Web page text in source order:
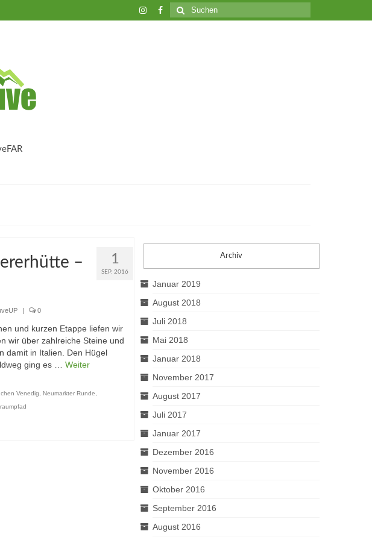
Suche
nach:
1
SEP. 2016
–
| 0
und kurzen Etappe liefen wir
wir über zahlreiche Steine und
damit in Italien. Den Hügel
ging es … Weiter
Venedig Neumarkter Runde
Archiv
Januar 2019
August 2018
Juli 2018
Mai 2018
Januar 2018
November 2017
August 2017
Juli 2017
Januar 2017
Dezember 2016
November 2016
Oktober 2016
September 2016
August 2016